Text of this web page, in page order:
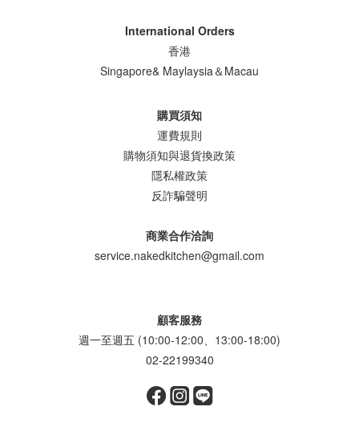
International Orders
香港
Singapore& Maylaysia＆Macau
購買須知
運費規則
購物須知與退貨換政策
隱私權政策
反詐騙聲明
商業合作洽詢
service.nakedkitchen@gmail.com
顧客服務
週一至週五 (10:00-12:00、13:00-18:00)
02-22199340